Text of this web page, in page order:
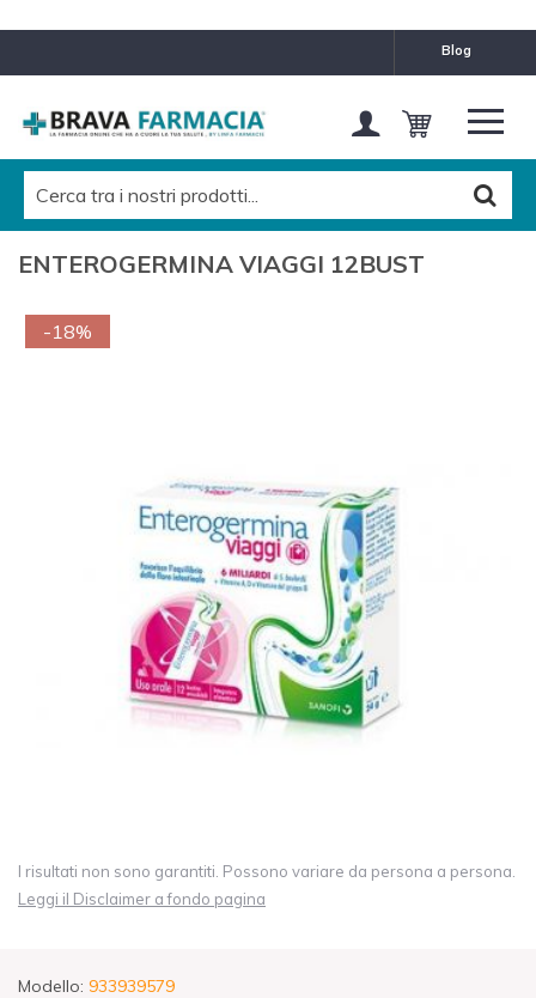
blog
ENTEROGERMINA VIAGGI 12BUST
-18%
I risultati non sono garantiti. Possono variare da persona a persona.
Leggi il Disclaimer a fondo pagina
Modello: 933939579